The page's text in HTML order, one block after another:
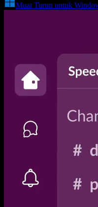
Muat Turun untuk